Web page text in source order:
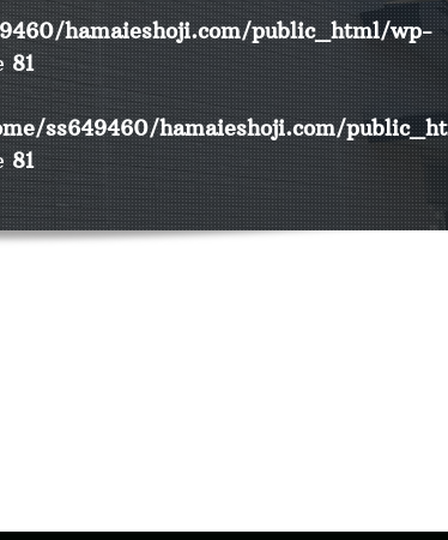
hamaieshoji.com/public_html/wp-
81
ss649460/hamaieshoji.com/
81